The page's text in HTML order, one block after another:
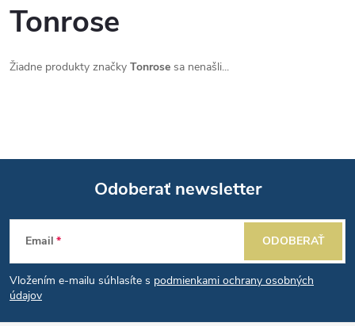
Tonrose
Žiadne produkty značky Tonrose sa nenašli...
Z
á
p
Odoberať newsletter
Email
Vložením e-mailu súhlasíte s podmienkami ochrany osobných
údajov
ODOBERAŤ